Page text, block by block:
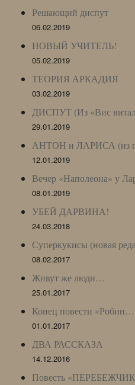
Решающий диспут
06.02.2019
НОВЫЙ УЧИТЕЛЬ!
05.02.2019
ТЕОРИЯ АРКАДИЯ
03.02.2019
ДИСПУТ (Из «Вис
29.01.2019
АНТОН и ЛАРИСА (из
12.01.2019
Вечер «Наполеона» у
08.01.2019
УБЕЙ ДАРВИНА!
24.03.2018
Суперкукисы (новая
08.02.2017
Живут же люди…
25.01.2017
Конец повести
01.01.2017
ДВА РАССКАЗА
14.12.2016
Повесть